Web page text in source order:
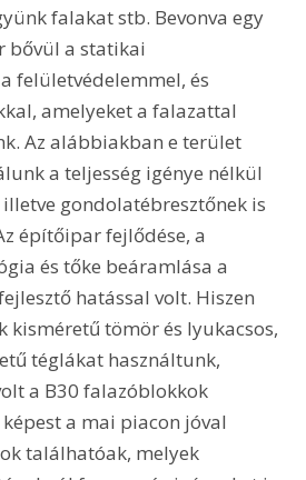
falakat stb. Bevonva egy
bővül a statikai
felületvédelemmel, és
amelyeket a falazattal
Az alábbiakban e terület
a teljesség igénye nélkül
gondolatébresztőnek is
építőipar fejlődése, a
és tőke beáramlása a
hatással volt. Hiszen
kisméretű tömör és lyukacsos,
téglákat használtunk,
a B30 falazóblokkok
képest a mai piacon jóval
találhatóak, melyek